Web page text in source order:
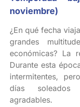
noviembre)
¿En qué fecha
grandes
económicas? La
Durante esta
intermitentes,
días soleados
agradables.